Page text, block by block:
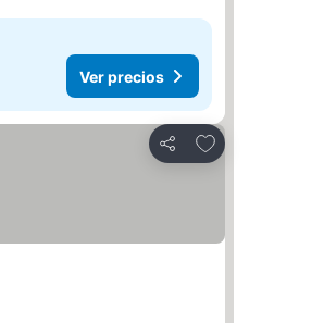
Ver precios
Compartir
Añadir a